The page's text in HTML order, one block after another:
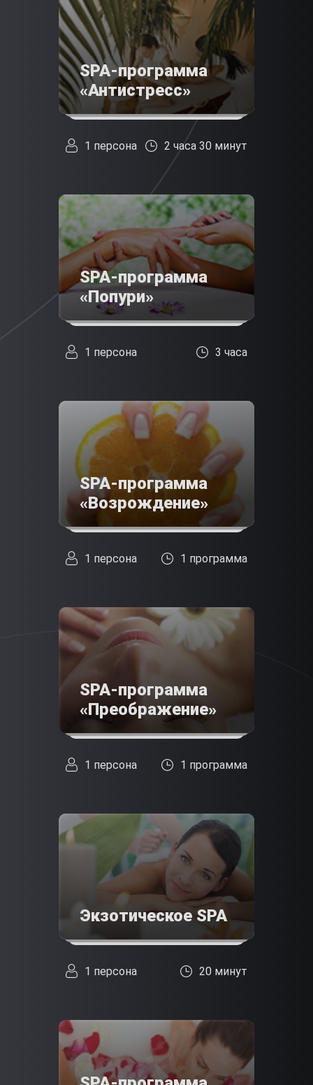
SPA-программа
«Антистресс»
1 персона 2 часа 30 минут
SPA-программа
«Попури»
1 персона 3 часа
SPA-программа
«Возрождение»
1 персона 1 программа
SPA-программа
«Преображение»
1 персона 1 программа
Экзотическое SPA
1 персона 20 минут